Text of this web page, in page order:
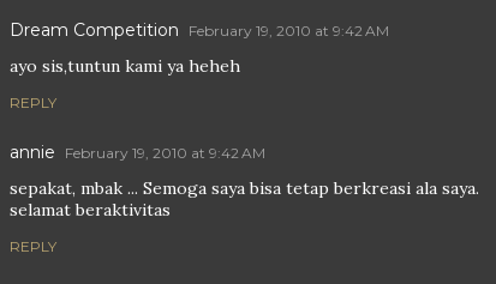
Dream Competition February 19, 2010 at 9:42 AM
ayo sis,tuntun kami ya heheh
REPLY
annie February 19, 2010 at 9:42 AM
sepakat, mbak ... Semoga saya bisa tetap berkreasi ala saya.
selamat beraktivitas
REPLY